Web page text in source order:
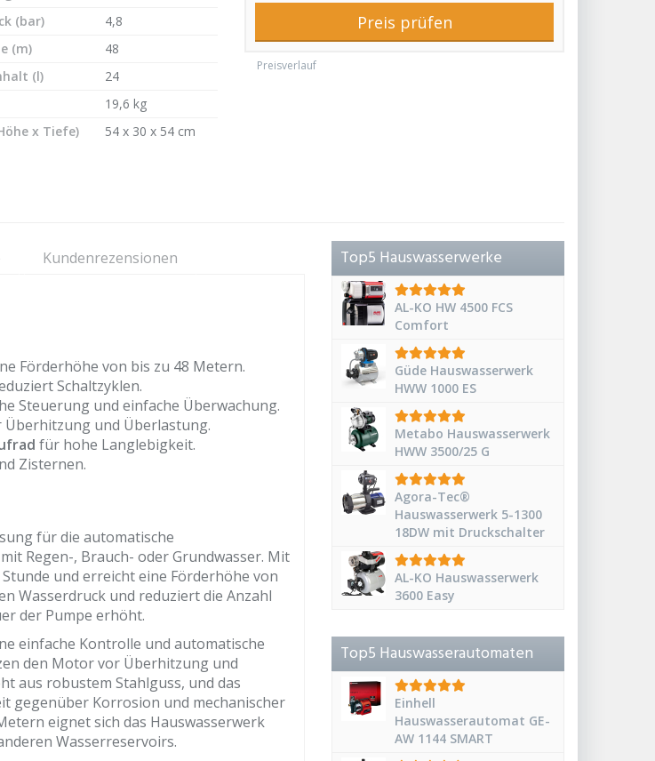
Preis prüfen
Preisverlauf
(bar)
4,8
(m)
48
(l)
24
19,6 kg
x Tiefe)
54 x 30 x 54 cm
Kundenrezensionen
Förderhöhe von bis zu 48 Metern.
Schaltzyklen.
Steuerung und einfache Überwachung.
und Überlastung.
für hohe Langlebigkeit.
Zisternen.
für die automatische
Regen-, Brauch- oder Grundwasser. Mit
und erreicht eine Förderhöhe von
Wasserdruck und reduziert die Anzahl
der Pumpe erhöht.
einfache Kontrolle und automatische
den Motor vor Überhitzung und
aus robustem Stahlguss, und das
gegenüber Korrosion und mechanischer
eignet sich das Hauswasserwerk
Wasserreservoirs.
Top5 Hauswasserwerke
AL-KO HW 4500 FCS
Comfort
Güde Hauswasserwerk
HWW 1000 ES
Metabo Hauswasserwerk
HWW 3500/25 G
Agora-Tec®
Hauswasserwerk 5-1300
18DW mit Druckschalter
AL-KO Hauswasserwerk
3600 Easy
Top5 Hauswasserautomaten
Einhell
Hauswasserautomat GE-
AW 1144 SMART